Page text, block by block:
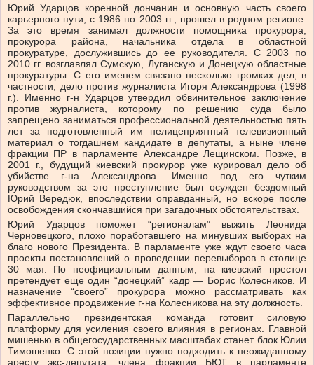
Юрий Ударцов коренной дончанин и основную часть своего
карьерного пути, с 1986 по 2003 гг., прошел в родном регионе.
За это время занимал должности помощника прокурора,
прокурора района, начальника отдела в областной
прокуратуре, дослужившись до ее руководителя. С 2003 по
2010 гг. возглавлял Сумскую, Луганскую и Донецкую областные
прокуратуры. С его именем связано несколько громких дел, в
частности, дело против журналиста Игоря Александрова (1998
г.). Именно г-н Ударцов утвердил обвинительное заключение
против журналиста, которому по решению суда было
запрещено заниматься профессиональной деятельностью пять
лет за подготовленный им нелицеприятный телевизионный
материал о тогдашнем кандидате в депутаты, а ныне члене
фракции ПР в парламенте Александре Лещинском. Позже, в
2001 г., будущий киевский прокурор уже курировал дело об
убийстве г-на Александрова. Именно под его чутким
руководством за это преступление был осужден бездомный
Юрий Вередюк, впоследствии оправданный, но вскоре после
освобождения скончавшийся при загадочных обстоятельствах.
Юрий Ударцов поможет “регионалам” выжить Леонида
Черновецкого, плохо поработавшего на минувших выборах на
благо нового Президента. В парламенте уже ждут своего часа
проекты постановлений о проведении перевыборов в столице
30 мая. По неофициальным данным, на киевский престол
претендует еще один “донецкий” кадр — Борис Колесников. И
назначение “своего” прокурора можно рассматривать как
эффективное продвижение г-на Колесникова на эту должность.
Параллельно президентская команда готовит силовую
платформу для усиления своего влияния в регионах. Главной
мишенью в общегосударственных масштабах станет блок Юлии
Тимошенко. С этой позиции нужно подходить к неожиданному
аресту экс-депутата, члена фракции БЮТ в парламенте